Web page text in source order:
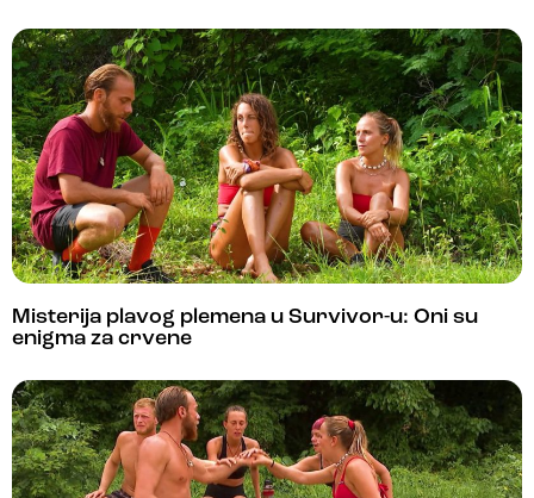
Misterija plavog plemena u Survivor-u: Oni su
enigma za crvene